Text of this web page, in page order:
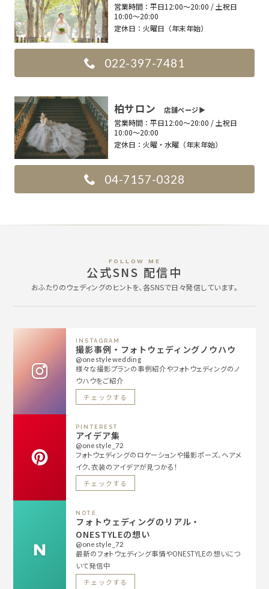
営業時間： 平日12:00〜20:00 / 土祝日
10:00〜20:00
定休日： 火曜日（年末年始）
022-397-7481
柏サロン店舗ページ▶︎
営業時間： 平日12:00〜20:00 / 土祝日
10:00〜20:00
定休日： 火曜・水曜（年末年始）
04-7157-0328
FOLLOW ME
公式SNS 配信中
おふたりのウェディングのヒントを、各SNSで日々発信しています。
INSTAGRAM
撮影事例・フォトウェディングノウハウ
@onestylewedding
様々な撮影プランの事例紹介やフォトウェディングのノ
ウハウをご紹介
チェックする
PINTEREST
アイデア集
@onestyle_72
フォトウェディングのロケーションや撮影ポーズ、ヘアメ
イク、衣装のアイデアが見つかる！
チェックする
NOTE
フォトウェディングのリアル・
ONESTYLEの想い
@onestyle_72
最新のフォトウェディング事情やONESTYLEの想いにつ
いて発信中
チェックする